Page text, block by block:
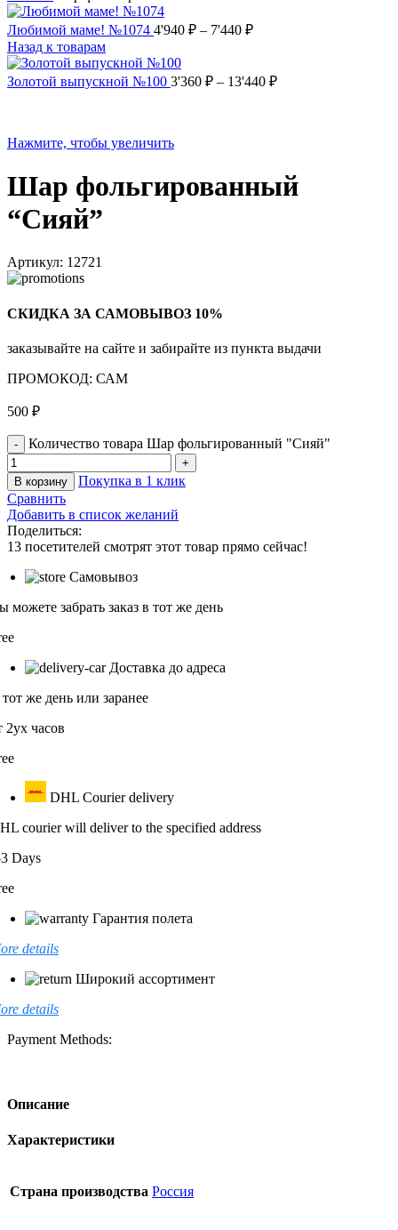
Любимой маме! №1074 4'940 ₽ – 7'440 ₽
Назад к товарам
Золотой выпускной №100 3'360 ₽ – 13'440 ₽
Нажмите, чтобы увеличить
Шар фольгированный
“Сияй”
Артикул: 12721
СКИДКА ЗА САМОВЫВОЗ 10%
заказывайте на сайте и забирайте из пункта выдачи
ПРОМОКОД: САМ
500 ₽
Количество товара Шар фольгированный "Сияй"
В корзину
Покупка в 1 клик
Сравнить
Добавить в список желаний
Поделиться:
13 посетителей смотрят этот товар прямо сейчас!
Самовывоз
можете забрать заказ в тот же день
Доставка до адреса
же день или заранее
2ух часов
DHL Courier delivery
courier will deliver to the specified address
Days
Гарантия полета
details
Широкий ассортимент
details
Payment Methods:
Описание
Характеристики
Страна производства Россия